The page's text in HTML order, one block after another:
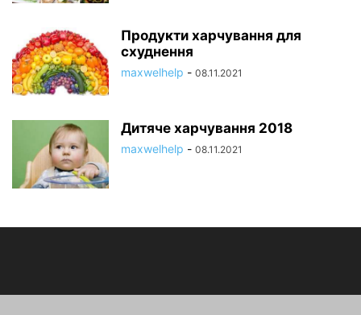
Продукти харчування для
схуднення
maxwelhelp - 08.11.2021
Дитяче харчування 2018
maxwelhelp - 08.11.2021